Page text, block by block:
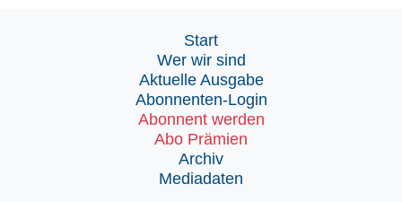
Start
Wer wir sind
Aktuelle Ausgabe
Abonnenten-Login
Abonnent werden
Abo Prämien
Archiv
Mediadaten